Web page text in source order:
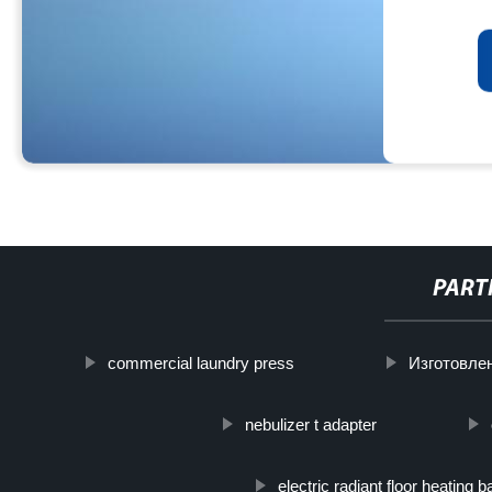
commercial laundry press
nebulizer t adapter
electric radiant floor heating